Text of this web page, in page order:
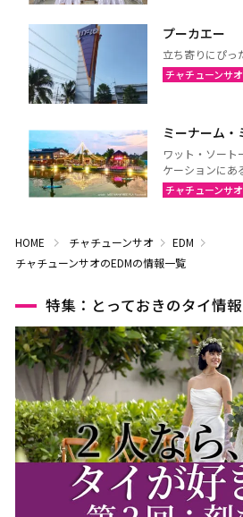
プーカエー
立ち寄りにぴっ
チャチューンサオ
ミーナーム・
ワット・ソート
ケーションにあ
チャチューンサオ
HOME チャチューンサオ
EDM
チャチューンサオのEDMの情報一覧
特集：とっておきのタイ情報